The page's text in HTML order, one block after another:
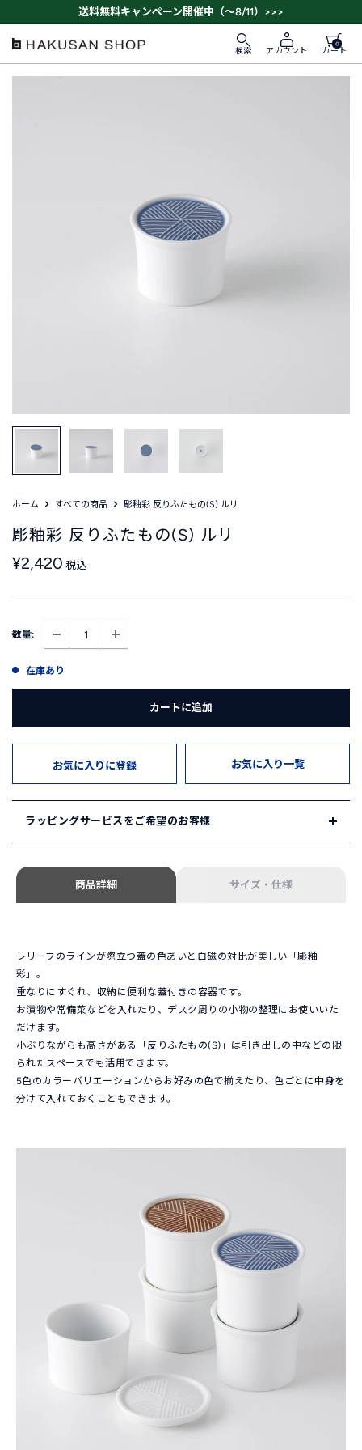
キ
プ
送料無料キャンペーン開催中（～8/11）>>>
HAKUSAN
SHOP
検索 アカウント
0
カート
ホーム すべての商品 彫釉彩 反りふたもの(S) ルリ
彫釉彩 反りふたもの(S) ルリ
販
価
¥2,420 税込
数量:
在庫あり
カートに追加
お気に入りに登録 お気に入り一覧
ラッピングサービスをご希望のお客様
1. ギフトセレクション
HAKUSAN SHOPが自信を持ってセレクトしたギフトセットを
2. オリジナルギフト
ご希望の組み合わせでオリジナルギフトをお選びいただけま
す。ご希望の商品と併せて以下のギフトボックスをご注文くだ
さい。
ギフトボックス単品のページはこちら
※ギフトセットやギフトボックスは会員登録・ログイン後にカ
ートに追加していただけます。
商品詳細 サイズ・仕様
レリーフのラインが際立つ蓋の色あいと白磁の対比が美しい「彫釉
彩」。
重なりにすぐれ、収納に便利な蓋付きの容器です。
お漬物や常備菜などを入れたり、デスク周りの小物の整理にお使いいた
だけます。
小ぶりながらも高さがある「反りふたもの(S)」は引き出しの中などの限
られたスペースでも活用できます。
5色のカラーバリエーションからお好みの色で揃えたり、色ごとに中身を
分けて入れておくこともできます。